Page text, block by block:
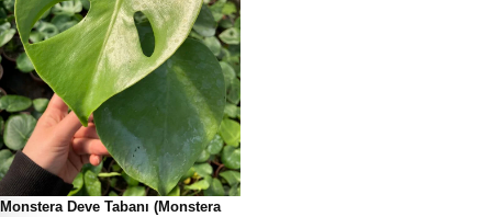
Monstera Deve Tabanı (Monstera